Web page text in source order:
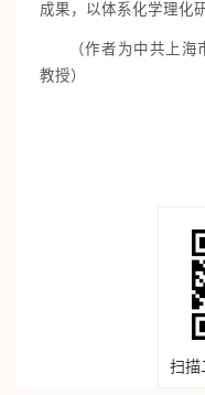
成果，以体系化学理化
（作者为中共上
教授）
扫描